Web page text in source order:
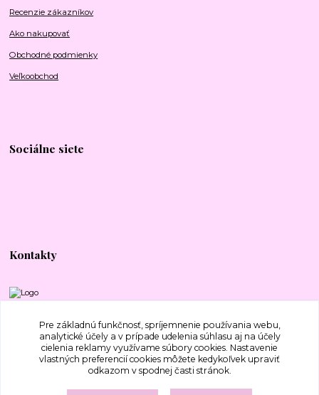
Recenzie zákazníkov
Ako nakupovať
Obchodné podmienky
Veľkoobchod
Sociálne siete
Kontakty
+421 917 577 388
bajecnavlna@gmail.com
Pre základnú funkčnosť, spríjemnenie používania webu,
analytické účely a v prípade udelenia súhlasu aj na účely
cielenia reklamy využívame súbory cookies. Nastavenie
vlastných preferencií cookies môžete kedykoľvek upraviť
odkazom v spodnej časti stránok.